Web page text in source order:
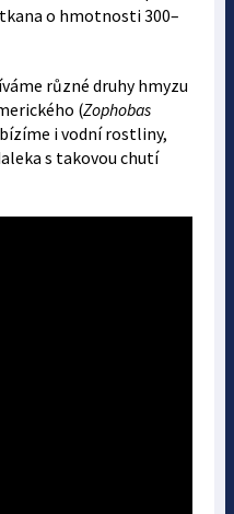
o hmotnosti 300–
různé druhy hmyzu
(Zophobas
i vodní rostliny,
s takovou chutí